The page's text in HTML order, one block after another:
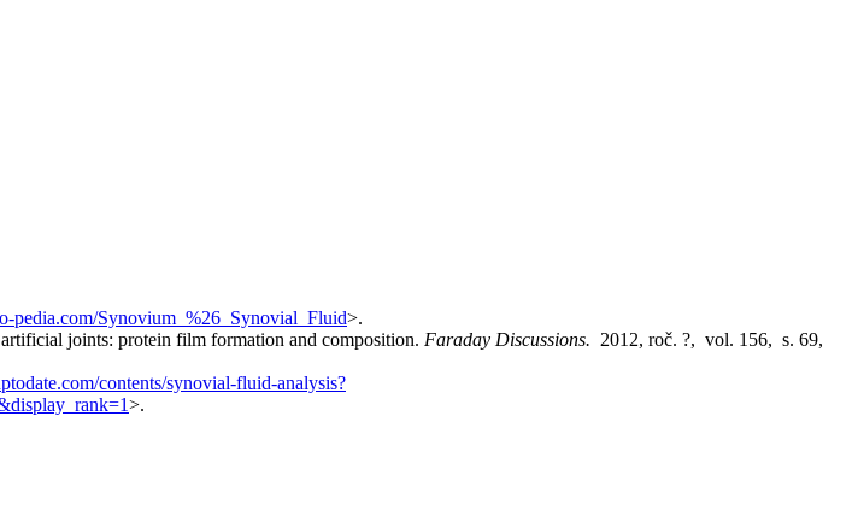
pedia.com/Synovium_%26_Synovial_Fluid>.
joints: protein film formation and composition. Faraday Discussions. 2012, roč. ?, vol. 156, s. 69,
contents/synovial-fluid-analysis?
>.